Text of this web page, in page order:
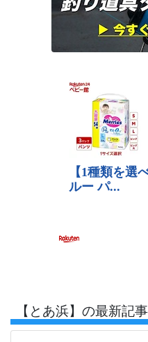
【とあ浜】の最新記事